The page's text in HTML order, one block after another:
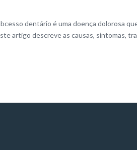
dentário é uma doença dolorosa
artigo descreve as causas, sintomas,